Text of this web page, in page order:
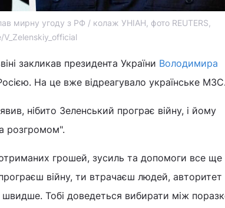
мирну угоду з РФ / колаж УНІАН, фото REUTERS,
V_Zelenskiy_official
закликав президента України Володимира
На це вже відреагувало українське МЗС.
нібито Зеленський програє війну, і йому
розгромом".
грошей, зусиль та допомоги все
війну, ти втрачаєш людей, авторитет
швидше. Тобі доведеться вибирати між